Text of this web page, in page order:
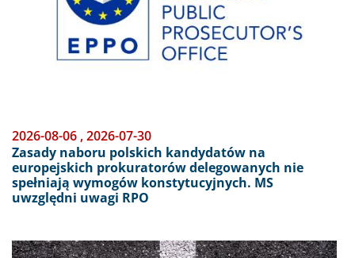
2026-08-06 ,2026-07-30
Zasady naboru polskich kandydatów na
europejskich prokuratorów delegowanych nie
spełniają wymogów konstytucyjnych. MS
uwzględni uwagi RPO
Obraz